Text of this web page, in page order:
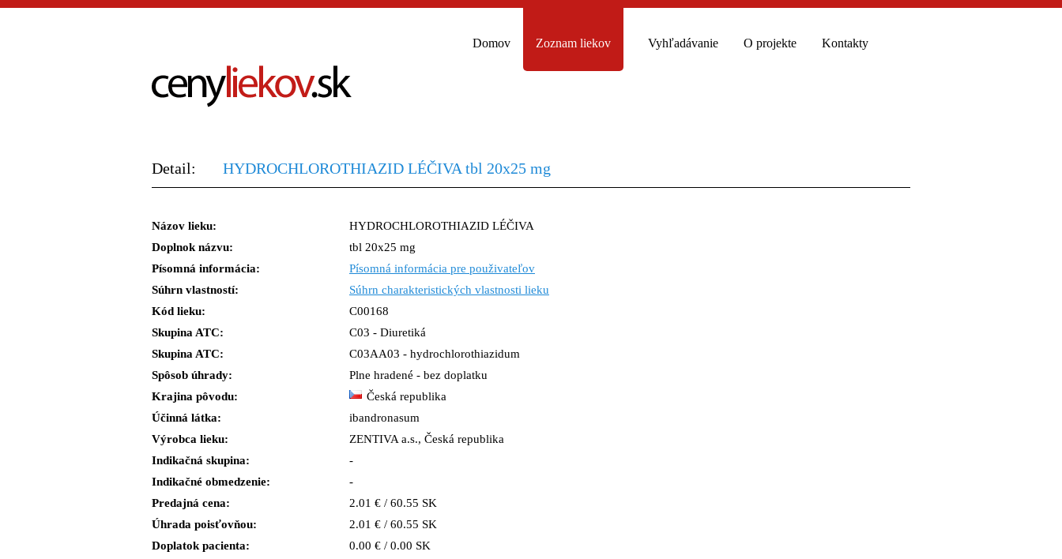
Domov Zoznam liekov Vyhľadávanie O projekte Kontakty
Detail: HYDROCHLOROTHIAZID LÉČIVA tbl 20x25 mg
Názov lieku:
HYDROCHLOROTHIAZID LÉČIVA
Doplnok názvu:
tbl 20x25 mg
Písomná informácia:
Písomná informácia pre použivateľov
Súhrn vlastností:
Súhrn charakteristických vlastnosti lieku
Kód lieku:
C00168
Skupina ATC:
C03 - Diuretiká
Skupina ATC:
C03AA03 - hydrochlorothiazidum
Spôsob úhrady:
Plne hradené - bez doplatku
Krajina pôvodu:
Česká republika
Účinná látka:
ibandronasum
Výrobca lieku:
ZENTIVA a.s., Česká republika
Indikačná skupina:
-
Indikačné obmedzenie:
-
Predajná cena:
2.01 € / 60.55 SK
Úhrada poisťovňou:
2.01 € / 60.55 SK
Doplatok pacienta:
0.00 € / 0.00 SK